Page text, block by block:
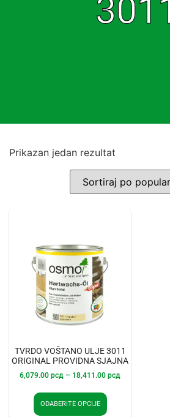
Prikazan jedan rezultat
TVRDO VOŠTANO ULJE 3011
ORIGINAL PROVIDNA SJAJNA
6,079.00 рсд – 18,411.00 рсд
ODABERITE OPCIJE